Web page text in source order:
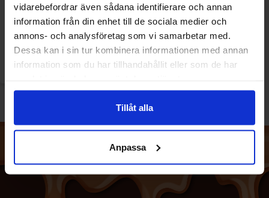
vidarebefordrar även sådana identifierare och annan
information från din enhet till de sociala medier och
annons- och analysföretag som vi samarbetar med.
Dessa kan i sin tur kombinera informationen med annan
information som du har tillhandahållit eller som de har
Tillåt alla
Anpassa
16.90 kr 14 kr